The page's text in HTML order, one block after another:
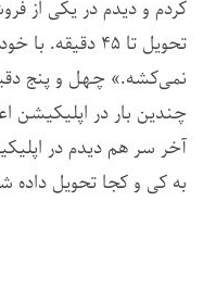
کردم و دیدم در یکی از
تحویل تا ۴۵
نمی‌کشه.» چهل و پنج
چندین بار در اپلیکیشن
آخر سر هم دیدم در
به کی و کجا تحویل داده